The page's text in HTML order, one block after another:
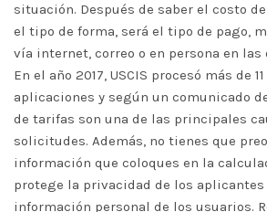
situación. Después de saber el costo
el tipo de forma, será el tipo de pago,
vía internet, correo o en persona en las
En el año 2017, USCIS procesó más de
aplicaciones y según un comunicado
de tarifas son una de las principales
solicitudes. Además, no tienes que
información que coloques en la
protege la privacidad de los aplicantes
información personal de los usuarios.